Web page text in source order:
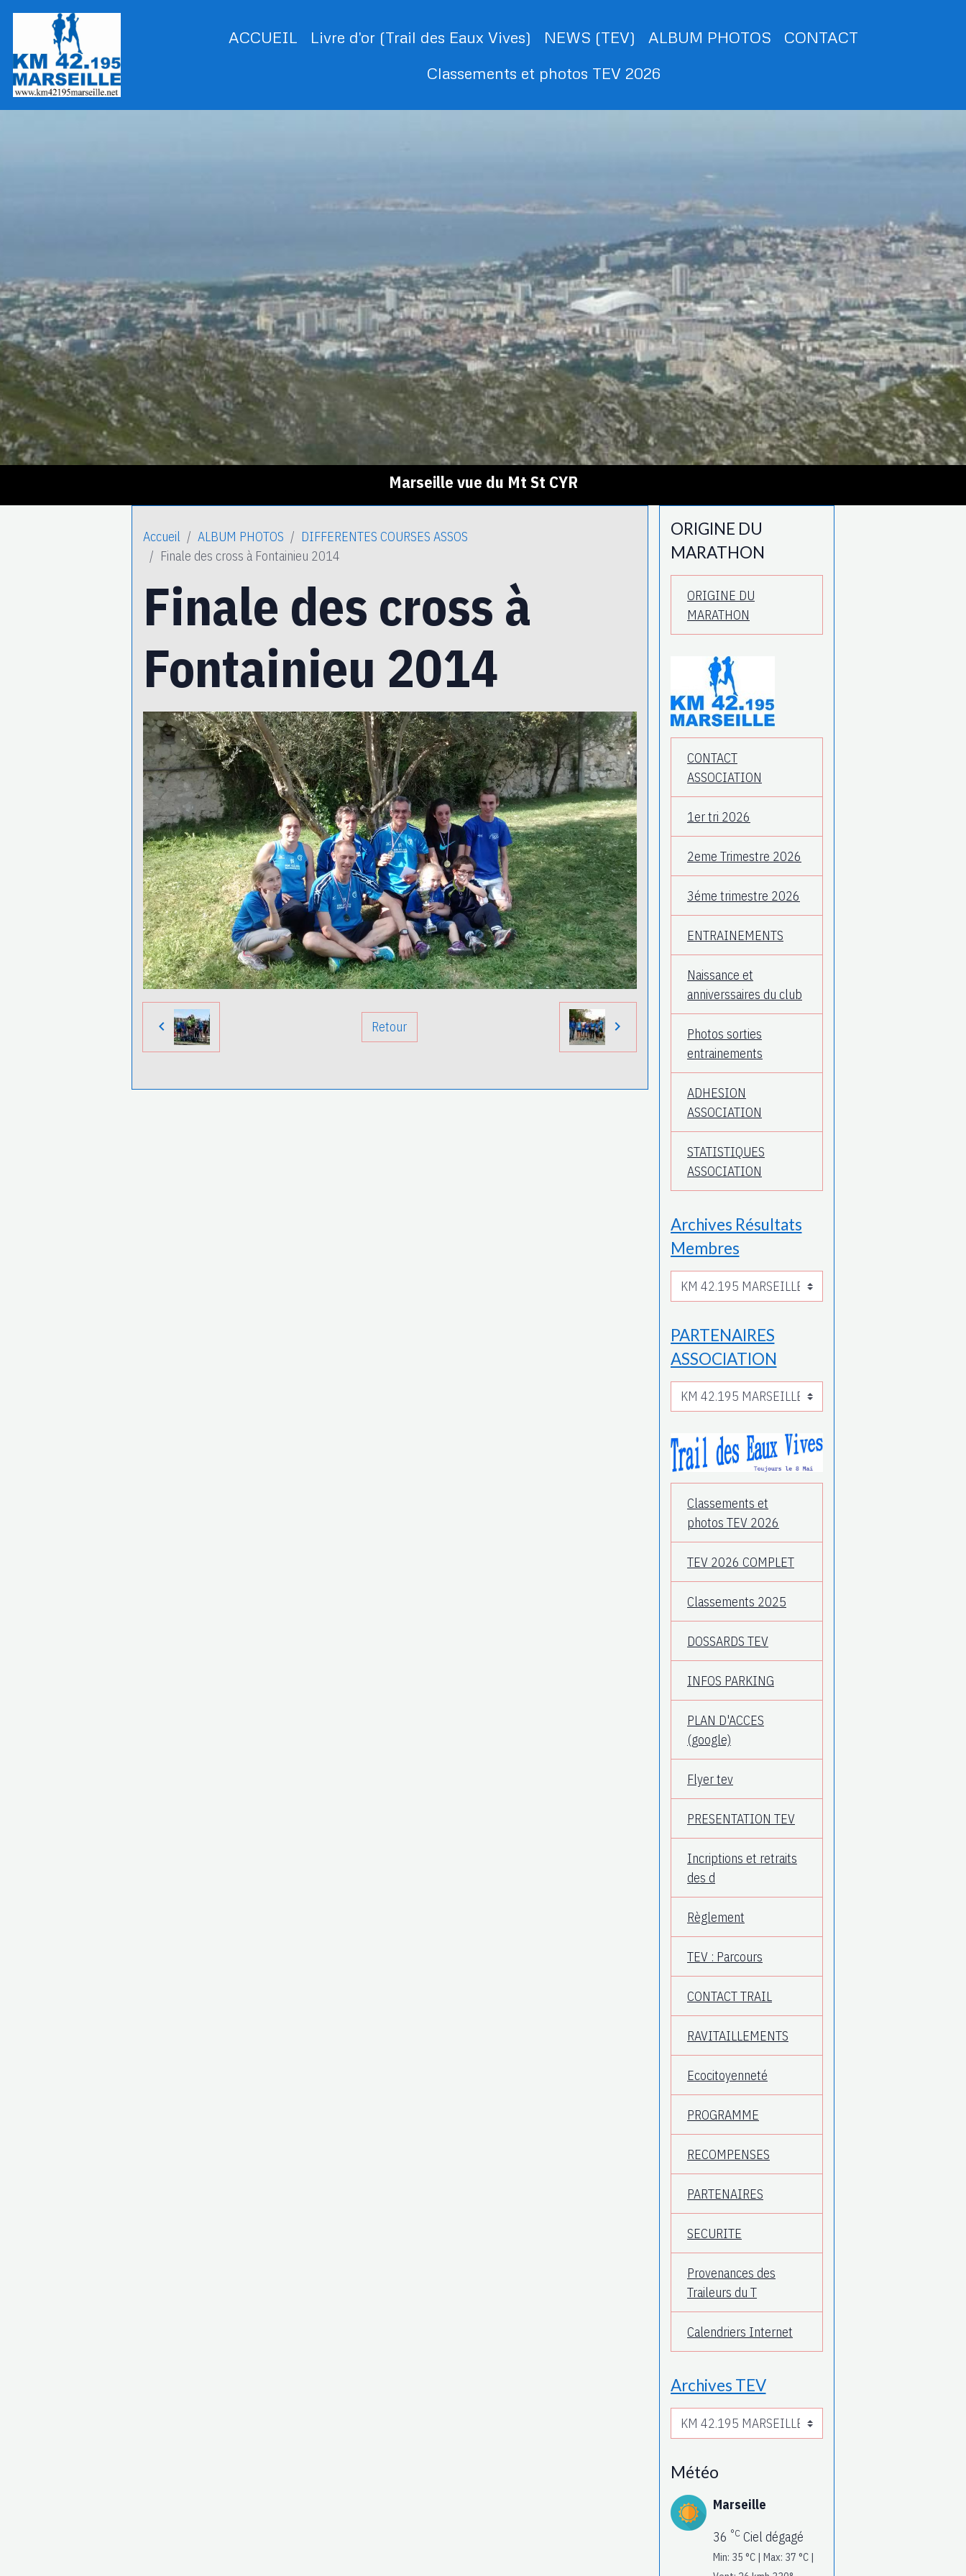
ACCUEIL Livre d'or (Trail des Eaux Vives) NEWS (TEV) ALBUM PHOTOS
CONTACT
Classements et photos TEV 2026
Marseille vue du Mt St CYR
Accueil ALBUM PHOTOS
DIFFERENTES COURSES ASSOS
Finale des cross à Fontainieu 2014
Finale des cross à
Fontainieu 2014
Retour
ORIGINE DU
MARATHON
ORIGINE DU
MARATHON
CONTACT
ASSOCIATION
1er tri 2026
2eme Trimestre 2026
3éme trimestre 2026
ENTRAINEMENTS
Naissance et
anniverssaires du club
Photos sorties
entrainements
ADHESION
ASSOCIATION
STATISTIQUES
ASSOCIATION
Archives Résultats
Membres
PARTENAIRES
ASSOCIATION
Classements et
photos TEV 2026
TEV 2026 COMPLET
Classements 2025
DOSSARDS TEV
INFOS PARKING
PLAN D'ACCES
(google)
Flyer tev
PRESENTATION TEV
Incriptions et retraits
des d
Règlement
TEV : Parcours
CONTACT TRAIL
RAVITAILLEMENTS
Ecocitoyenneté
PROGRAMME
RECOMPENSES
PARTENAIRES
SECURITE
Provenances des
Traileurs du T
Calendriers Internet
Archives TEV
Météo
Marseille
36 °C Ciel dégagé
Min: 35 °C | Max: 37 °C |